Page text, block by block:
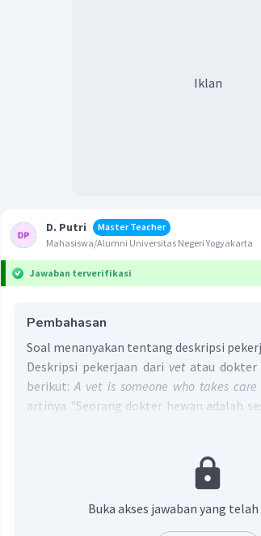
Iklan
D. Putri
Master Teacher
Mahasiswa/Alumni Universitas Negeri Yogyakarta
Jawaban terverifikasi
Pembahasan
Soal menanyakan tentang deskripsi
Deskripsi pekerjaan dari vetatau dokter
berikut:A vet is someone who takes
artinya "Seorang dokter hewan adalah
Buka akses jawaban yang